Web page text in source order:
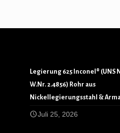
Legierung 625 Inconel® (UNS
W.Nr. 2.4856) Rohr aus
Nickellegierungsstahl &
Juli 25, 2026